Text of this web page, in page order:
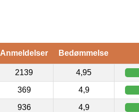
Anmeldelser Bedømmelse
2139 4,95
369 4,9
936 4,9